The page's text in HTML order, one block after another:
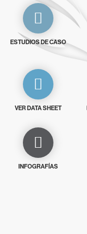
ESTUDIOS DE CASO
VER DATA SHEET
INFOGRAFÍAS